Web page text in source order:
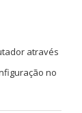
através
no